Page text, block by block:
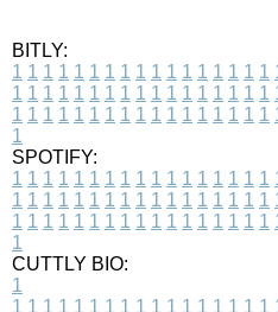
BITLY:
1 1 1 1 1 1 1 1 1 1 1 1 1 1 1 1 1
1 1 1 1 1 1 1 1 1 1 1 1 1 1 1 1 1
1 1 1 1 1 1 1 1 1 1 1 1 1 1 1 1 1
1
SPOTIFY:
1 1 1 1 1 1 1 1 1 1 1 1 1 1 1 1 1
1 1 1 1 1 1 1 1 1 1 1 1 1 1 1 1 1
1 1 1 1 1 1 1 1 1 1 1 1 1 1 1 1 1
1
CUTTLY BIO:
1
1 1 1 1 1 1 1 1 1 1 1 1 1 1 1 1 1